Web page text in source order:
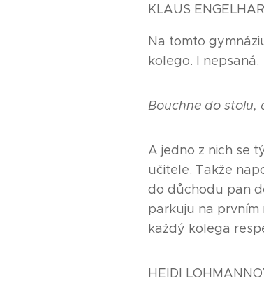
KLAUS
Na tomto
kolego. I nepsaná.
Bouchne do stolu,
A jedno z nich se
učitele. Takže
do důchodu pan
parkuju na prvním
každý kolega
HEIDI